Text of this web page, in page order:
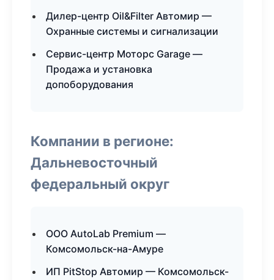
Дилер-центр Oil&Filter Автомир —
Охранные системы и сигнализации
Сервис-центр Моторс Garage —
Продажа и установка
допоборудования
Компании в регионе:
Дальневосточный
федеральный округ
ООО AutoLab Premium —
Комсомольск-на-Амуре
ИП PitStop Автомир — Комсомольск-